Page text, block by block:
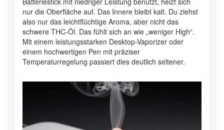
nur die Oberfläche auf. Das Innere bleibt kalt. Du ziehst
also nur das leichtflüchtige Aroma, aber nicht das
schwere THC-Öl. Das fühlt sich an wie „weniger High“.
Mit einem leistungsstarken Desktop-Vaporizer oder
einem hochwertigen Pen mit präziser
Temperaturregelung passiert dies deutlich seltener.